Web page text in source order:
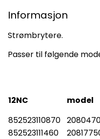
Informasjon
Strømbrytere.
Passer til følgende
12NC
model
852523110870
852523111460